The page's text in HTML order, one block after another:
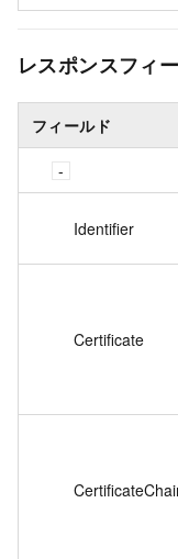
レスポンスフィ
フィールド
Identifier
Certificate